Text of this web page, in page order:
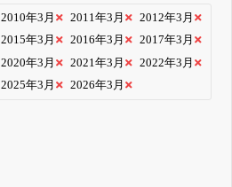
2010年3月 2011年3月
2012年3月
2015年3月 2016年3月
2017年3月
2020年3月 2021年3月
2022年3月
2025年3月 2026年3月